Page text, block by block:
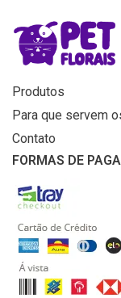
MENU
Home
Produtos
Para que servem
Contato
FORMAS DE